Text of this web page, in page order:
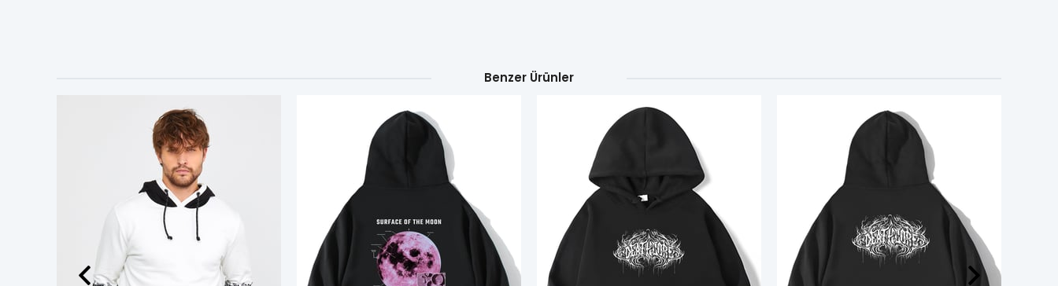
Benzer Ürünler